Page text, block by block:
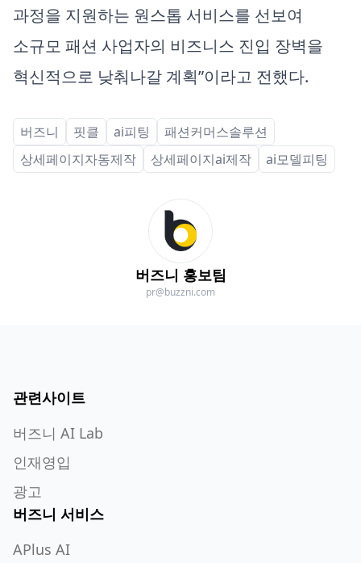
과정을 지원하는 원스톱 서비스를 선보여
소규모 패션 사업자의 비즈니스 진입 장벽을
혁신적으로 낮춰나갈 계획”이라고 전했다.
버즈니 핏클 ai피팅
패션커머스솔루션
상세페이지자동제작
상세페이지ai제작 ai모델피팅
버즈니 홍보팀
pr@buzzni.com
관련사이트
버즈니 AI Lab
인재영입
광고
버즈니 서비스
APlus AI